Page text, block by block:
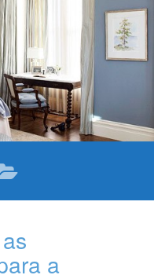
e espaço gourmet
aos
a